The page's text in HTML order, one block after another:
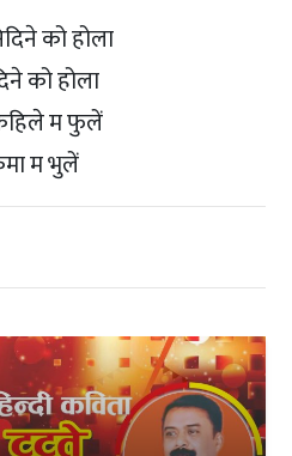
को होला
को होला
म फुलें
म भुलें